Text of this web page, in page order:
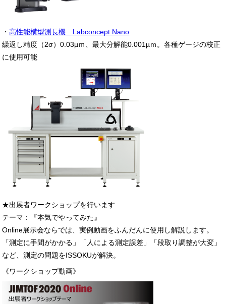
・高性能横型測長機 Labconcept Nano
繰返し精度（2σ）0.03µｍ、最大分解能0.001µｍ。各種ゲージの校正
に使用可能
★出展者ワークショップを行います
テーマ：『本気でやってみた』
Online展示会ならでは、実例動画をふんだんに使用し解説します。
「測定に手間がかかる」「人による測定誤差」「段取り調整が大変」
など、測定の問題をISSOKUが解決。
《ワークショップ動画》